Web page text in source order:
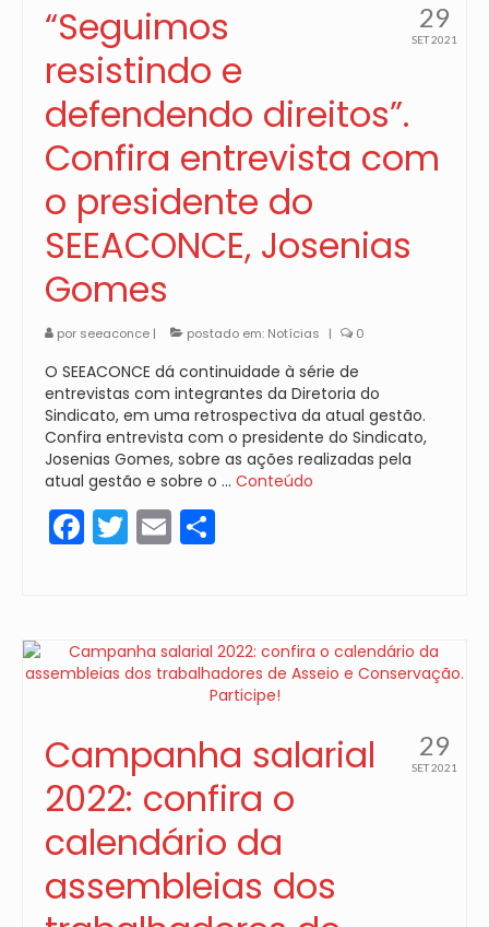
29
SET 2021
“Seguimos
resistindo e
defendendo direitos”.
Confira entrevista com
o presidente do
SEEACONCE, Josenias
Gomes
por seeaconce | postado em: Notícias | 0
O SEEACONCE dá continuidade à série de
entrevistas com integrantes da Diretoria do
Sindicato, em uma retrospectiva da atual gestão.
Confira entrevista com o presidente do Sindicato,
Josenias Gomes, sobre as ações realizadas pela
atual gestão e sobre o … Conteúdo
Facebook
Twitter
Email
29
SET 2021
Campanha salarial
2022: confira o
calendário da
assembleias dos